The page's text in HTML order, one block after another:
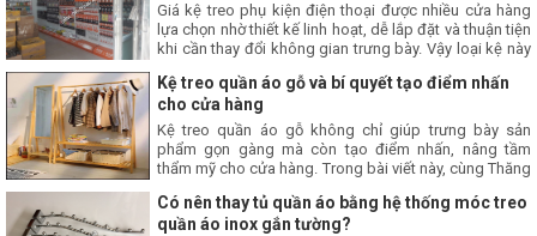
Giá kệ treo phụ kiện điện thoại được nhiều cửa hàng
lựa chọn nhờ thiết kế linh hoạt, dễ lắp đặt và thuận tiện
khi cần thay đổi không gian trưng bày. Vậy loại kệ này
Long tìm hiểu ngay trong bài viết này nhé.
Kệ treo quần áo gỗ và bí quyết tạo điểm nhấn
cho cửa hàng
Kệ treo quần áo gỗ không chỉ giúp trưng bày sản
phẩm gọn gàng mà còn tạo điểm nhấn, nâng tầm
thẩm mỹ cho cửa hàng. Trong bài viết này, cùng Thăng
xây dựng không gian mua sắm chuyên nghiệp, thu hút
khách hàng.
Có nên thay tủ quần áo bằng hệ thống móc treo
quần áo inox gắn tường?